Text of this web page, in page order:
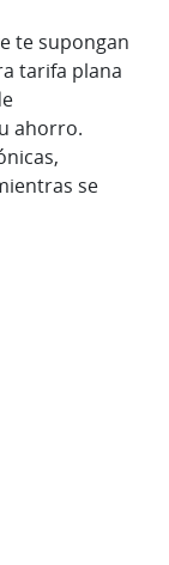
te supongan
tarifa plana
ahorro.
se